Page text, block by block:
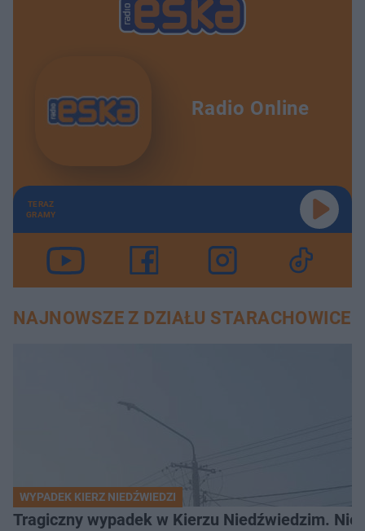
Radio Online
TERAZ
GRAMY
NAJNOWSZE Z DZIAŁU STARACHOWICE
WYPADEK KIERZ NIEDŹWIEDZI
Tragiczny wypadek w Kierzu Niedźwiedzim.